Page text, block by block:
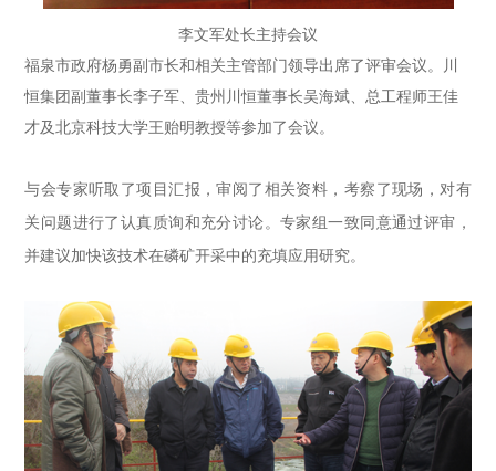
李文军处长主持会议
福泉市政府杨勇副市长和相关主管部门领导出席了评审会议。川
恒集团副董事长李子军、贵州川恒董事长吴海斌、总工程师王佳
才及北京科技大学王贻明教授等参加了会议。
与会专家听取了项目汇报，审阅了相关资料， 考察了现场， 对有
关问题进行了认真 质询和充分讨论 。专家组一致同意通过评审，
并建议加快该技术在磷矿开采中的充填应用研究。